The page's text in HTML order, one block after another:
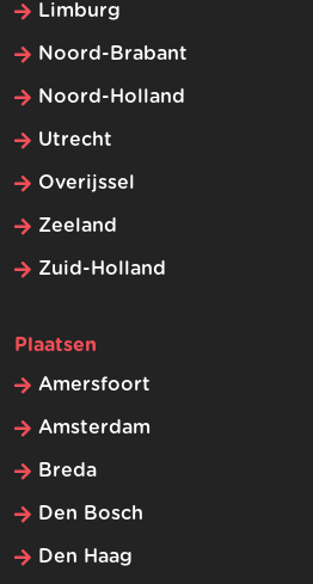
Limburg
Noord-Brabant
Noord-Holland
Utrecht
Overijssel
Zeeland
Zuid-Holland
Plaatsen
Amersfoort
Amsterdam
Breda
Den Bosch
Den Haag